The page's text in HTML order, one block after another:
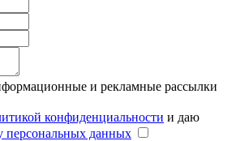
и рекламные рассылки
конфиденциальности и даю
персональных данных